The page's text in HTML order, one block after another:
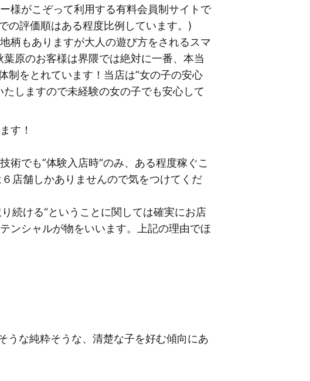
様がこぞって利用する有料会員制サイトで
の評価順はある程度比例しています。)
柄もありますが大人の遊び方をされるスマ
原のお客様は界隈では絶対に一番、本当
をとれています！当店は”女の子の安心
しますので未経験の女の子でも安心して
す！
術でも”体験入店時“のみ、ある程度稼ぐこ
店舗しかありませんので気をつけてくだ
続ける“ということに関しては確実にお店
ンシャルが物をいいます。上記の理由でほ
うな純粋そうな、清楚な子を好む傾向にあ